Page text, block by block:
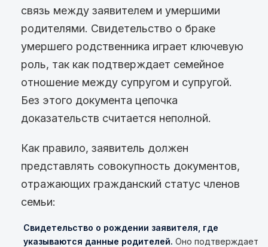
связь между заявителем и умершими
родителями. Свидетельство о браке
умершего родственника играет ключевую
роль, так как подтверждает семейное
отношение между супругом и супругой.
Без этого документа цепочка
доказательств считается неполной.
Как правило, заявитель должен
представлять совокупность документов,
отражающих гражданский статус членов
семьи:
Свидетельство о рождении заявителя, где
указываются данные родителей. Оно подтверждает